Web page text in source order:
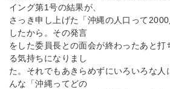
イング第1号の結果が、
さっき申し上げた「沖縄の人口って
したから。その発言
をした委員長との面会が終わったあと打
る気持ちになりまし
た。それでもあきらめずにいろいろな人
んな「沖縄ってどの